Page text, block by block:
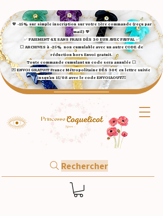
💖 -15% sur simple inscription sur votre 1ère commande (reçu par
mail) 💖
✅ ​PAIEMENT 4X SANS FRAIS DÈS 30 EUR AVEC PAYPAL​ ✅​​​​​​​
💥 ARCHIVES à -25% non cumulable avec un autre CODE de
réduction hors Envoi gratuit.
Toute commande cumulant un code sera annulée 💥
💌 ENVOI GRATUIT France Métropolitaine DÈS 30€ en lettre suivie
jusqu'au 15/08 avec le code ENVOIAOUT💌​
Rechercher